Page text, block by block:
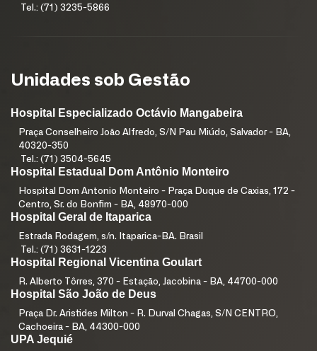
Tel.: (71) 3235-5866
Unidades sob Gestão
Hospital Especializado Octávio Mangabeira
Praça Conselheiro João Alfredo, S/N Pau Miúdo, Salvador - BA,
40320-350
Tel.: (71) 3504-5645
Hospital Estadual Dom Antônio Monteiro
Hospital Dom Antonio Monteiro - Praça Duque de Caxias, 172 -
Centro, Sr. do Bonfim - BA, 48970-000
Hospital Geral de Itaparica
Estrada Rodagem, s/n. Itaparica-BA. Brasil
Tel.: (71) 3631-1223
Hospital Regional Vicentina Goulart
R. Alberto Tôrres, 370 - Estação, Jacobina - BA, 44700-000
Hospital São João de Deus
Praça Dr. Aristides Milton - R. Durval Chagas, S/N CENTRO,
Cachoeira - BA, 44300-000
UPA Jequié